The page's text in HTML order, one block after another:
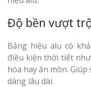
Độ bền vượt
Bảng hiệu alu có
điều kiện thời tiết
hóa hay ăn mòn.
dáng lâu dài.